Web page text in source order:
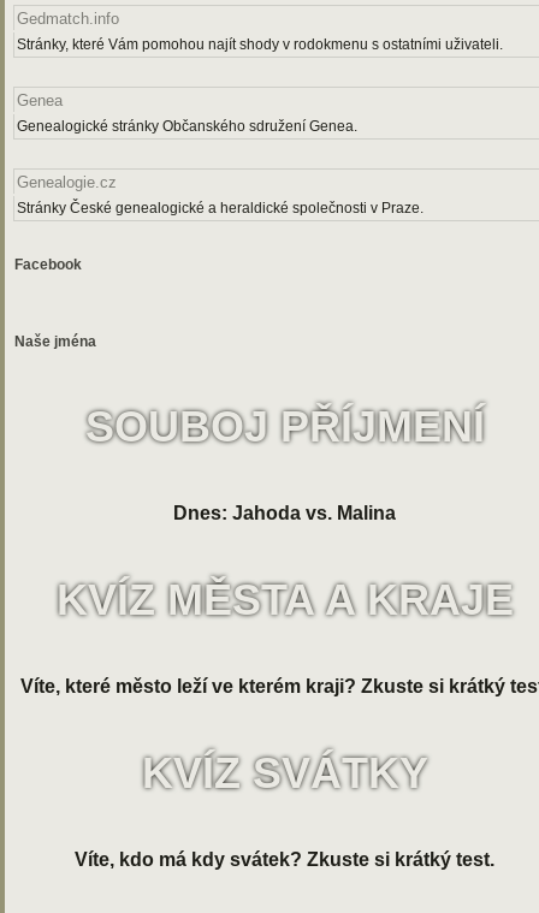
Gedmatch.info
Stránky, které Vám pomohou najít shody v rodokmenu s ostatními uživateli.
Genea
Genealogické stránky Občanského sdružení Genea.
Genealogie.cz
Stránky České genealogické a heraldické společnosti v Praze.
Facebook
Naše jména
SOUBOJ PŘÍJMENÍ
Dnes: Jahoda vs. Malina
KVÍZ MĚSTA A KRAJE
Víte, které město leží ve kterém kraji? Zkuste si krátký
KVÍZ SVÁTKY
Víte, kdo má kdy svátek? Zkuste si krátký test.